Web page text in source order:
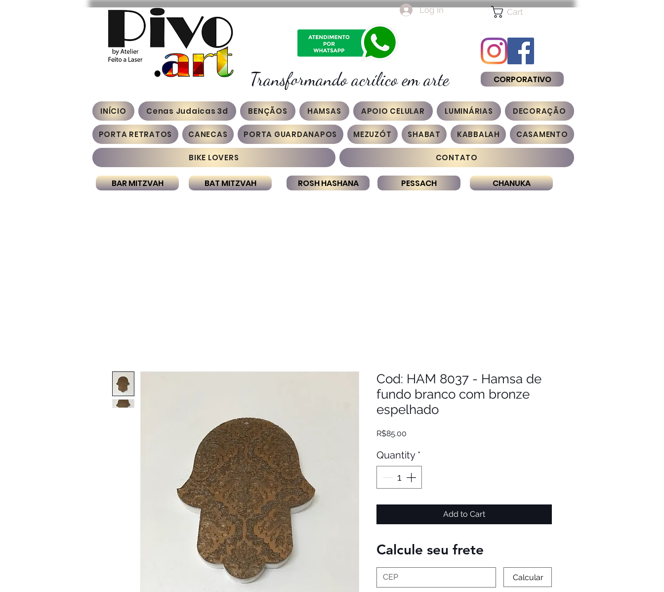
Log In
Transformando acrílico em arte
Cart
CORPORATIVO
INÍCIO Cenas Judaicas 3d BENÇÃOS HAMSAS APOIO CELULAR LUMINÁRIAS DECORAÇÃO
PORTA RETRATOS CANECAS PORTA GUARDANAPOS MEZUZÓT SHABAT KABBALAH CASAMENTO
BIKE LOVERS CONTATO
BAR MITZVAH BAT MITZVAH ROSH HASHANA PESSACH CHANUKA
Cod: HAM 8037 - Hamsa de
fundo branco com bronze
espelhado
R$85.00
Quantity *
Add to Cart
Calcule seu frete
Calcular